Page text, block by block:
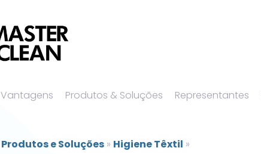
Vantagens Produtos & Soluções Representantes
Produtos e Soluções » Higiene Têxtil »